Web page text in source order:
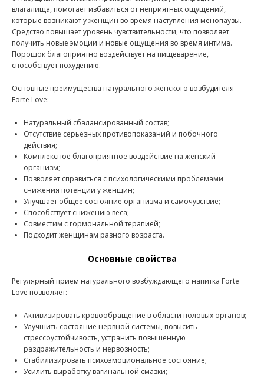
влагалища, помогает избавиться от неприятных ощущений,
которые возникают у женщин во время наступления менопаузы.
Средство повышает уровень чувствительности, что позволяет
получить новые эмоции и новые ощущения во время интима.
Порошок благоприятно воздействует на пищеварение,
способствует похудению.
Основные преимущества натурального женского возбудителя
Forte Love:
Натуральный сбалансированный состав;
Отсутствие серьезных противопоказаний и побочного
действия;
Комплексное благоприятное воздействие на женский
организм;
Позволяет справиться с психологическими проблемами
снижения потенции у женщин;
Улучшает общее состояние организма и самочувствие;
Способствует снижению веса;
Совместим с гормональной терапией;
Подходит женщинам разного возраста.
Основные свойства
Регулярный прием натурального возбуждающего напитка Forte
Love позволяет:
Активизировать кровообращение в области половых органов;
Улучшить состояние нервной системы, повысить
стрессоустойчивость, устранить повышенную
раздражительность и нервозность;
Стабилизировать психоэмоциональное состояние;
Усилить выработку вагинальной смазки;